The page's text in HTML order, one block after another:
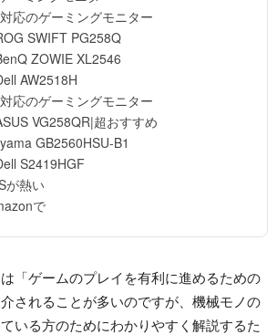
応のゲーミングモニター
SWIFT PG258Q
ZOWIE XL2546
AW2518H
応のゲーミングモニター
VG258QR|超おすすめ
GB2560HSU-B1
S2419HGF
が熱い
で
「ゲームのプレイを有利に進めるための
されることが多いのですが、機械モノの
いる方のためにわかりやすく解説するた